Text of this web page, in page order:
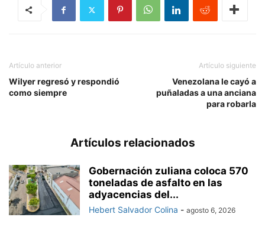
Artículo anterior
Wilyer regresó y respondió
como siempre
Artículo siguiente
Venezolana le cayó a
puñaladas a una anciana
para robarla
Artículos relacionados
Gobernación zuliana coloca 570
toneladas de asfalto en las
adyacencias del...
Hebert Salvador Colina - agosto 6, 2026